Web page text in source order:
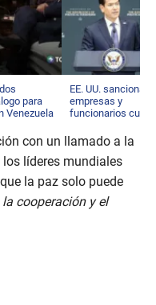
para
Venezuela
EE. UU. sanciona a
empresas y
funcionarios
con un llamado a la
líderes mundiales
la paz solo puede
cooperación y el